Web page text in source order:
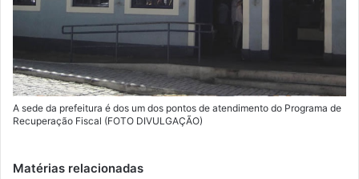
A sede da prefeitura é dos um dos pontos de atendimento do Programa de
Recuperação Fiscal (FOTO DIVULGAÇÃO)
Matérias relacionadas